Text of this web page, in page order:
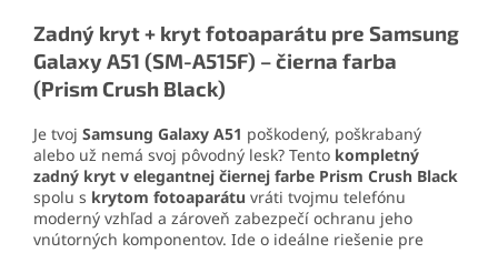
Zadný kryt + kryt fotoaparátu pre Samsung
Galaxy A51 (SM-A515F) – čierna farba
(Prism Crush Black)
Je tvoj Samsung Galaxy A51 poškodený, poškrabaný
alebo už nemá svoj pôvodný lesk? Tento kompletný
zadný kryt v elegantnej čiernej farbe Prism Crush Black
spolu s krytom fotoaparátu vráti tvojmu telefónu
moderný vzhľad a zároveň zabezpečí ochranu jeho
vnútorných komponentov. Ide o ideálne riešenie pre